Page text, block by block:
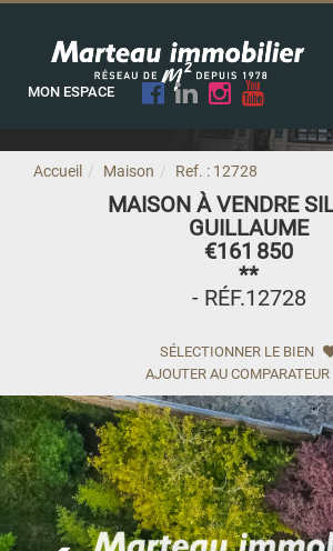
MON ESPACE
Accueil Maison Ref. : 12728
MAISON À VENDRE
GUILLAUME
€161 850
**
- RÉF.12728
SÉLECTIONNER LE BIEN
AJOUTER AU COMPARATEUR